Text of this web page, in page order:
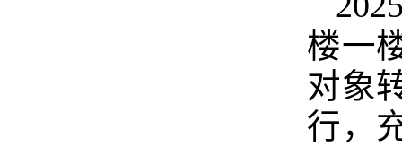
楼一
对象
行，